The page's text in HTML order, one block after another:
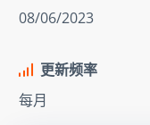
08/06/2023
更新频率
每月